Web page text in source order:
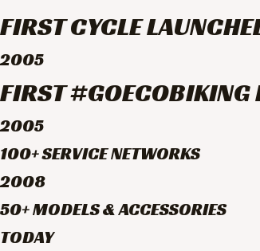
FIRST CYCLE
2005
FIRST #GOECOBIKING
2005
100+ SERVICE NETWORKS
2008
50+ MODELS & ACCESSORIES
TODAY